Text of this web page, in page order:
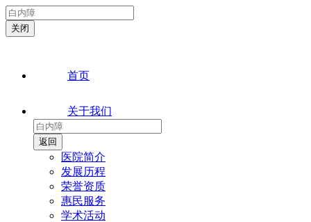
首页
关于我们
医院简介
发展历程
荣誉资质
惠民服务
学术活动